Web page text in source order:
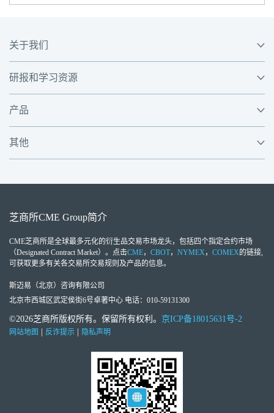
关于我们
研报和学习资源
产品
其他
芝商所CME Group简介
CME芝商所是全球最多元化的衍生品交易市场龙头，包括四个指定合约市场
（Designated Contract Market）。点击CME， CBOT， NYMEX ， COMEX的链接,
可获取更多有关各交易所交易规则及产品的信息。
斯迈易（北京）咨询有限公司
北京市西城区武定侯街6号卓著中心 电话：010-59131300
©2026芝商所版权所有。保留所有权利。 京ICP备18015631号-2
网站地图 | 反诈提示 | 隐私声明